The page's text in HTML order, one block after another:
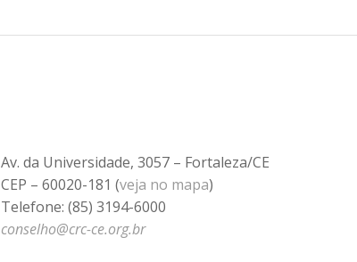
Av. da Universidade, 3057 – Fortaleza/CE
CEP – 60020-181 (veja no mapa)
Telefone: (85) 3194-6000
conselho@crc-ce.org.br